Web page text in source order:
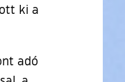
ki a
adó